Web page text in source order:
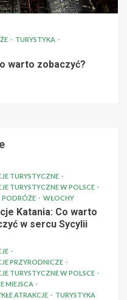
TURYSTYKA
warto zobaczyć?
TURYSTYCZNE
TURYSTYCZNE W POLSCE
PODRÓŻE WŁOCHY
Katania: Co warto
w sercu Sycylii
PRZYRODNICZE
TURYSTYCZNE W POLSCE
MIEJSCA
ATRAKCJE
TURYSTYKA